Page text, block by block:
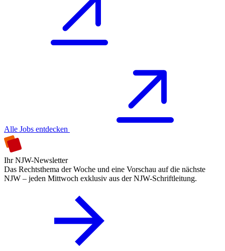
Alle Jobs entdecken
Ihr NJW-Newsletter
Das Rechtsthema der Woche und eine Vorschau auf die nächste
NJW – jeden Mittwoch exklusiv aus der NJW-Schriftleitung.